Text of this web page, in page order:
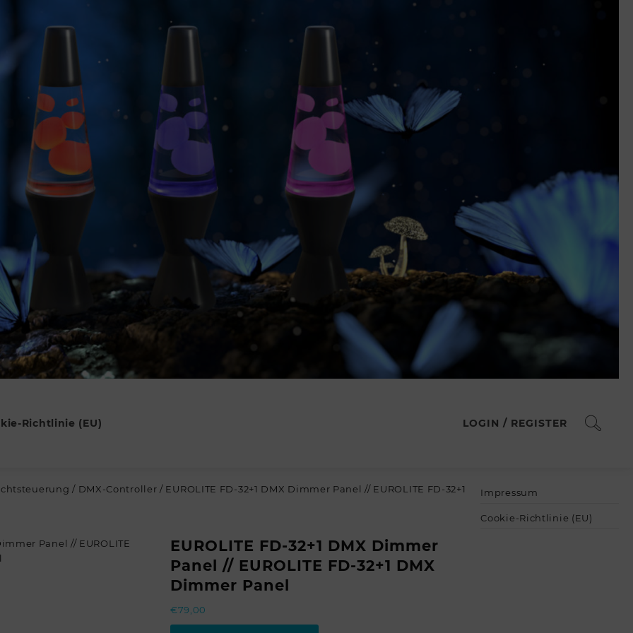
Richtlinie (EU) LOGIN / REGISTER
/ DMX-Controller / EUROLITE FD-32+1 DMX Dimmer Panel // EUROLITE FD-32+1
EUROLITE FD-32+1 DMX Dimmer
Panel // EUROLITE FD-32+1 DMX
Dimmer Panel
€79,00
Impressum
Cookie-Richtlinie (EU)